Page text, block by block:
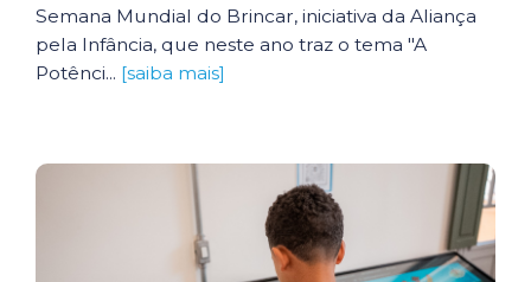
Semana Mundial do Brincar, iniciativa da Aliança
pela Infância, que neste ano traz o tema "A
Potênci... [saiba mais]